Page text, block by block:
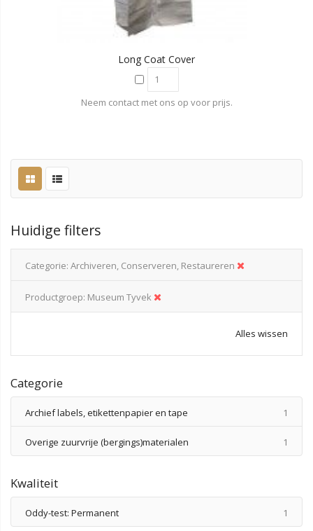
Long Coat Cover
Neem contact met ons op voor prijs.
Huidige filters
Categorie Archiveren, Conserveren, Restaureren
Productgroep Museum Tyvek
Alles wissen
Categorie
Archief labels, etikettenpapier en tape 1
Overige zuurvrije (bergings)materialen 1
Kwaliteit
Oddy-test: Permanent 1